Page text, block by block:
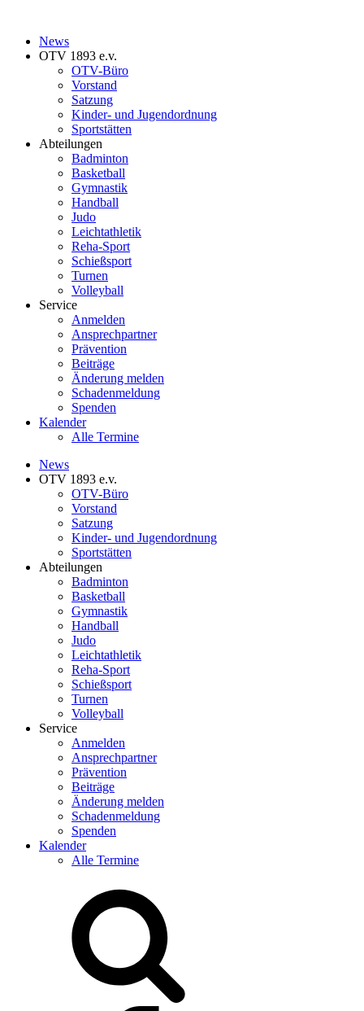
News
OTV 1893 e.v.
OTV-Büro
Vorstand
Satzung
Kinder- und Jugendordnung
Sportstätten
Abteilungen
Badminton
Basketball
Gymnastik
Handball
Judo
Leichtathletik
Reha-Sport
Schießsport
Turnen
Volleyball
Service
Anmelden
Ansprechpartner
Prävention
Beiträge
Änderung melden
Schadenmeldung
Spenden
Kalender
Alle Termine
News
OTV 1893 e.v.
OTV-Büro
Vorstand
Satzung
Kinder- und Jugendordnung
Sportstätten
Abteilungen
Badminton
Basketball
Gymnastik
Handball
Judo
Leichtathletik
Reha-Sport
Schießsport
Turnen
Volleyball
Service
Anmelden
Ansprechpartner
Prävention
Beiträge
Änderung melden
Schadenmeldung
Spenden
Kalender
Alle Termine